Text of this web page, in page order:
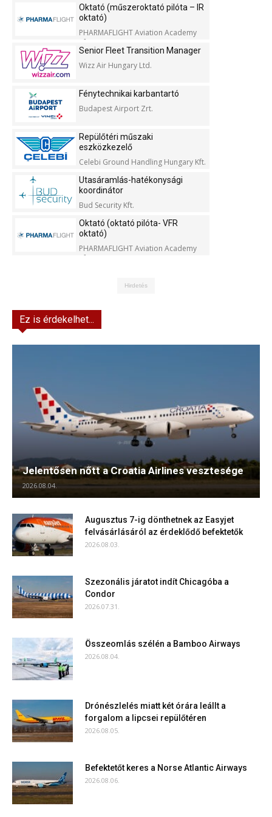
Oktató (műszeroktató pilóta – IR
oktató)
PHARMAFLIGHT Aviation Academy
Kft.
Senior Fleet Transition Manager
Wizz Air Hungary Ltd.
Fénytechnikai karbantartó
Budapest Airport Zrt.
Repülőtéri műszaki
eszközkezelő
Celebi Ground Handling Hungary Kft.
Utasáramlás-hatékonysági
koordinátor
Bud Security Kft.
Oktató (oktató pilóta- VFR
oktató)
PHARMAFLIGHT Aviation Academy
Kft.
Hirdetés
Ez is érdekelhet...
Jelentősen nőtt a Croatia Airlines vesztesége
2026.08.04.
Augusztus 7-ig dönthetnek az Easyjet
felvásárlásáról az érdeklődő befektetők
2026.08.03.
Szezonális járatot indít Chicagóba a
Condor
2026.07.31.
Összeomlás szélén a Bamboo Airways
2026.08.04.
Drónészlelés miatt két órára leállt a
forgalom a lipcsei repülőtéren
2026.08.05.
Befektetőt keres a Norse Atlantic Airways
2026.08.06.